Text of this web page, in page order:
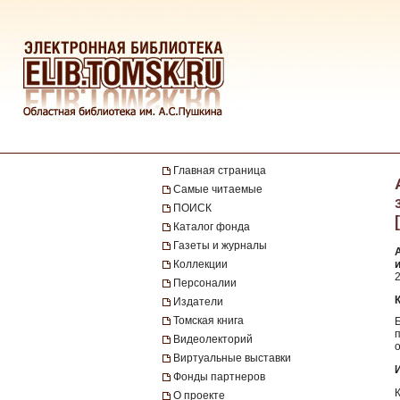
Главная страница
Самые читаемые
ПОИСК
Каталог фонда
Газеты и журналы
Коллекции
Персоналии
Издатели
Томская книга
Видеолекторий
Виртуальные выставки
Фонды партнеров
О проекте